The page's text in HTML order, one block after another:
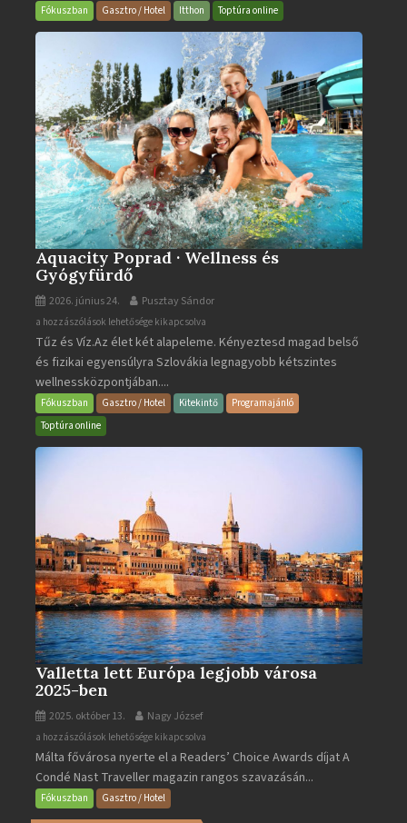
BarFókuszban Gasztro / Hotel Itthon Toptúra online
Aquacity Poprad · Wellness és
Gyógyfürdő
2026. június 24. Pusztay Sándor
Aquacity
Poprad
·
Wellness
és
Gyógyfürdő
a hozzászólások lehetősége kikapcsolva
Tűz és Víz.Az élet két alapeleme. Kényeztesd magad belső
és fizikai egyensúlyra Szlovákia legnagyobb kétszintes
wellnessközpontjában....
Fókuszban Gasztro / Hotel Kitekintő
Programajánló
Toptúra online
Valletta lett Európa legjobb városa
2025-ben
2025. október 13. Nagy József
Valletta
lett
Európa
legjobb
a hozzászólások lehetősége kikapcsolva
Málta fővárosa nyerte el a Readers’ Choice Awards díjat A
Condé Nast Traveller magazin rangos szavazásán...
Fókuszban Gasztro / Hotel